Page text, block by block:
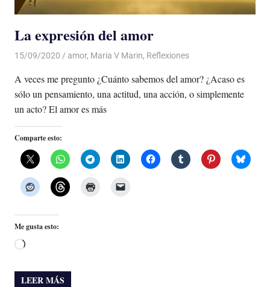
La expresión del amor
15/09/2020 De todo un Poco
amor, Maria V Marin, Reflexiones
A veces me pregunto ¿Cuánto sabemos del amor? ¿Acaso es
sólo un pensamiento, una actitud, una acción, o simplemente
un acto? El amor es más
Comparte esto:
Me gusta esto:
Cargando...
LEER MÁS